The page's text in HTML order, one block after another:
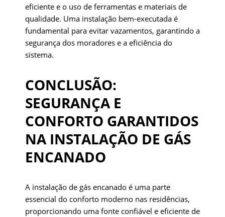
eficiente e o uso de ferramentas e materiais de
qualidade. Uma instalação bem-executada é
fundamental para evitar vazamentos, garantindo a
segurança dos moradores e a eficiência do
sistema.
CONCLUSÃO:
SEGURANÇA E
CONFORTO GARANTIDOS
NA INSTALAÇÃO DE GÁS
ENCANADO
A instalação de gás encanado é uma parte
essencial do conforto moderno nas residências,
proporcionando uma fonte confiável e eficiente de